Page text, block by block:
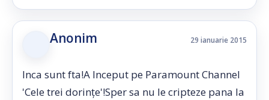
Anonim 29 ianuarie 2015
Inca sunt fta!A Inceput pe Paramount Channel
'Cele trei dorințe'!Sper sa nu le cripteze pana la